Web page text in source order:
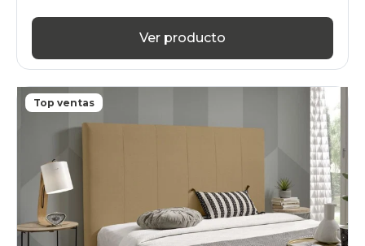
Ver producto
Top ventas